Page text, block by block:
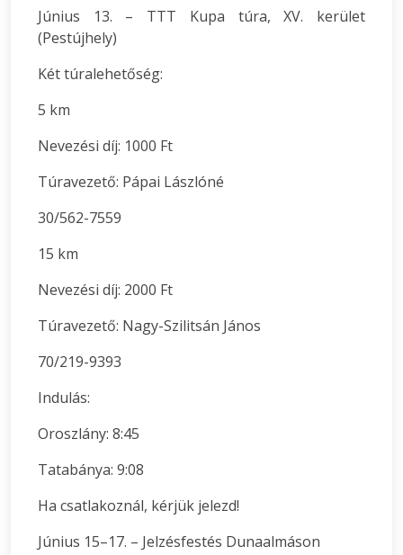
Június 13. – TTT Kupa túra, XV. kerület
(Pestújhely)
Két túralehetőség:
5 km
Nevezési díj: 1000 Ft
Túravezető: Pápai Lászlóné
30/562-7559
15 km
Nevezési díj: 2000 Ft
Túravezető: Nagy-Szilitsán János
70/219-9393
Indulás:
Oroszlány: 8:45
Tatabánya: 9:08
Ha csatlakoznál, kérjük jelezd!
Június 15–17. – Jelzésfestés Dunaalmáson